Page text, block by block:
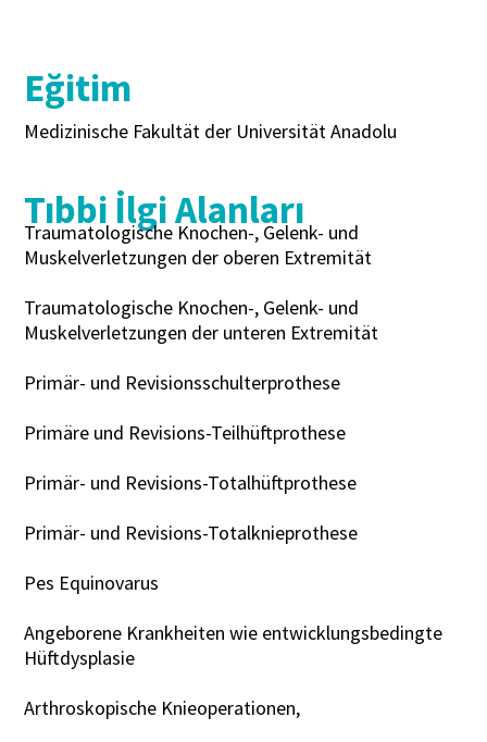
Eğitim
Medizinische Fakultät der Universität Anadolu
Tıbbi İlgi Alanları
Traumatologische Knochen-, Gelenk- und
Muskelverletzungen der oberen Extremität
Traumatologische Knochen-, Gelenk- und
Muskelverletzungen der unteren Extremität
Primär- und Revisionsschulterprothese
Primäre und Revisions-Teilhüftprothese
Primär- und Revisions-Totalhüftprothese
Primär- und Revisions-Totalknieprothese
Pes Equinovarus
Angeborene Krankheiten wie entwicklungsbedingte
Hüftdysplasie
Arthroskopische Knieoperationen,